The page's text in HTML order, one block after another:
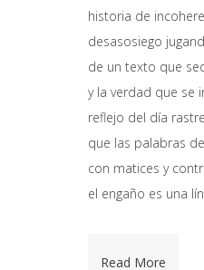
historia de
desasosiego
de un texto que
y la verdad que se
reflejo del día
que las palabras
con matices y
el engaño es una
Read More